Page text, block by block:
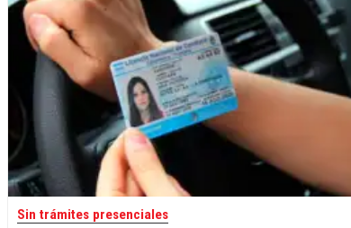
Sin trámites presenciales